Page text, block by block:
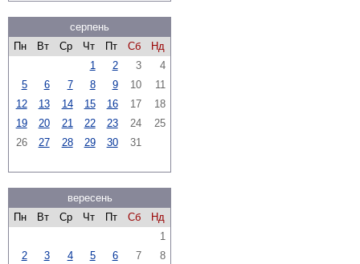
серпень
Пн
Вт Ср Чт Пт Сб
Нд
1
2 3
4
5
6 7 8 9 10
11
12
13 14 15 16 17
18
19
20 21 22 23 24
25
26
27 28 29 30 31
вересень
Пн
Вт Ср Чт Пт Сб
Нд
1
2
3 4 5 6 7 8